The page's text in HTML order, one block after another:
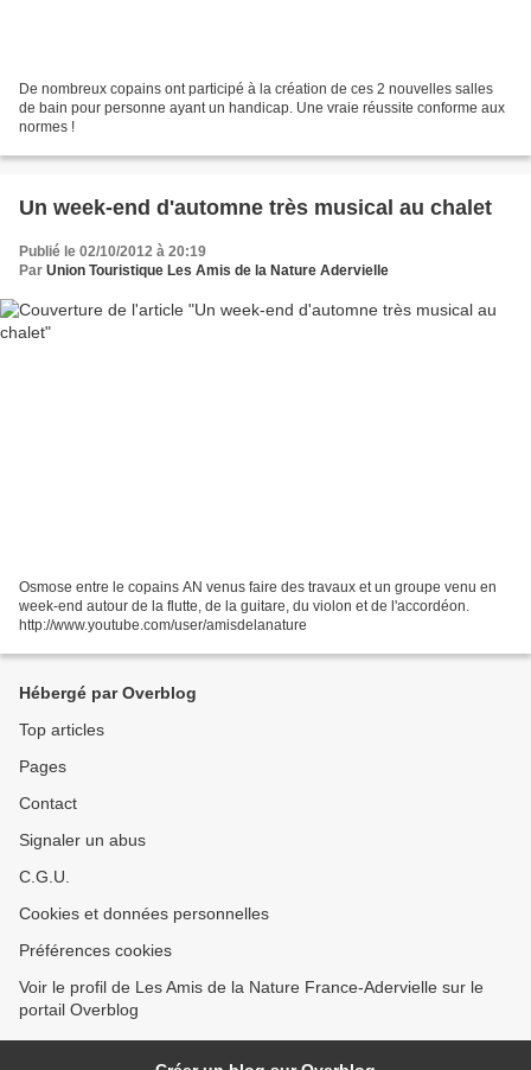
De nombreux copains ont participé à la création de ces 2 nouvelles salles
de bain pour personne ayant un handicap. Une vraie réussite conforme aux
normes !
Un week-end d'automne très musical au chalet
Publié le 02/10/2012 à 20:19
Par Union Touristique Les Amis de la Nature Adervielle
Osmose entre le copains AN venus faire des travaux et un groupe venu en
week-end autour de la flutte, de la guitare, du violon et de l'accordéon.
http://www.youtube.com/user/amisdelanature
Hébergé par Overblog
Top articles
Pages
Contact
Signaler un abus
C.G.U.
Cookies et données personnelles
Préférences cookies
Voir le profil de Les Amis de la Nature France-Adervielle sur le
portail Overblog